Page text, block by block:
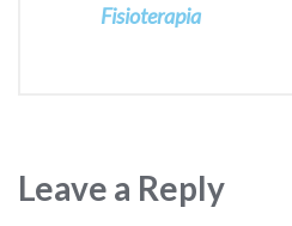
Fisioterapia
Leave a Reply